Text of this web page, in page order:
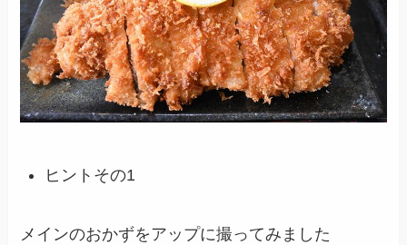
ヒントその1
メインのおかずをアップに撮ってみました